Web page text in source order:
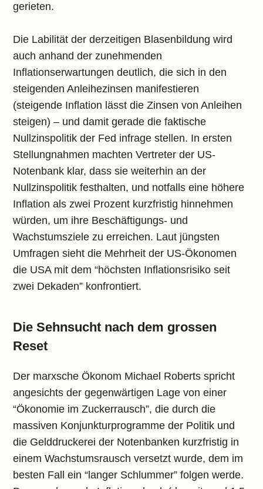
gerieten.
Die Labilität der derzeitigen Blasenbildung wird
auch anhand der zunehmenden
Inflationserwartungen deutlich, die sich in den
steigenden Anleihezinsen manifestieren
(steigende Inflation lässt die Zinsen von Anleihen
steigen) – und damit gerade die faktische
Nullzinspolitik der Fed infrage stellen. In ersten
Stellungnahmen machten Vertreter der US-
Notenbank klar, dass sie weiterhin an der
Nullzinspolitik festhalten, und notfalls eine höhere
Inflation als zwei Prozent kurzfristig hinnehmen
würden, um ihre Beschäftigungs- und
Wachstumsziele zu erreichen. Laut jüngsten
Umfragen sieht die Mehrheit der US-Ökonomen
die USA mit dem “höchsten Inflationsrisiko seit
zwei Dekaden” konfrontiert.
Die Sehnsucht nach dem grossen
Reset
Der marxsche Ökonom Michael Roberts spricht
angesichts der gegenwärtigen Lage von einer
“Ökonomie im Zuckerrausch”, die durch die
massiven Konjunkturprogramme der Politik und
die Gelddruckerei der Notenbanken kurzfristig in
einem Wachstumsrausch versetzt wurde, dem im
besten Fall ein “langer Schlummer” folgen werde.